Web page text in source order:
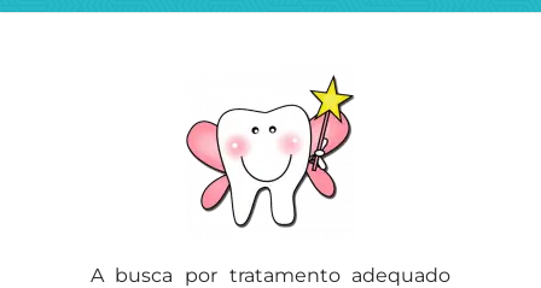
A busca por tratamento adequado